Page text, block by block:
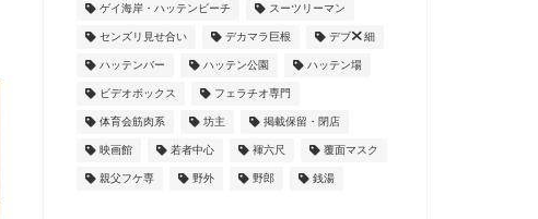
ゲイ海岸・ハッテンビーチ スーツリーマン
センズリ見せ合い デカマラ巨根 デブ 細
ハッテンバー ハッテン公園 ハッテン場
ビデオボックス フェラチオ専門
体育会筋肉系 坊主 掲載保留・閉店
映画館 若者中心 褌六尺 覆面マスク
親父フケ専 野外 野郎 銭湯